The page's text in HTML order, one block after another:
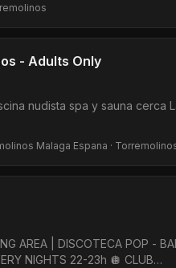
- Adults Only
nudista spa y sauna cerca
Malaga Espana ·
AREA | DISCOTECA POP -
NIGHTS 22-23h 🪩 CLUB